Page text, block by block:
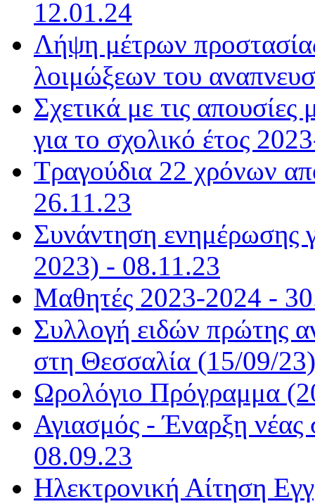
12.01.24
Λήψη μέτρων
λοιμώξεων του
Σχετικά με τις
για το σχολικό έτος
Τραγούδια 22 χρόνων
26.11.23
Συνάντηση ενημέρωσης
2023) - 08.11.23
Μαθητές 2023-2024 -
Συλλογή ειδών πρώτης
στη Θεσσαλία (15/09/
Ωρολόγιο Πρόγραμμα
Αγιασμός - Έναρξη νέας
08.09.23
Ηλεκτρονική Αίτηση